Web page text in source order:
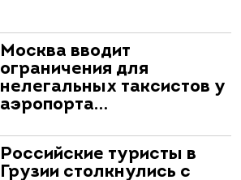
Москва вводит
ограничения для
нелегальных таксистов у
аэропорта…
Российские туристы в
Грузии столкнулись с